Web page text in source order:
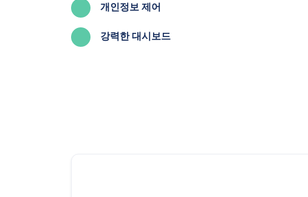
개인정보 제어
강력한 대시보드